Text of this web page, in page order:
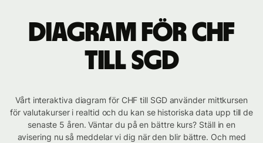
Diagram för CHF
till SGD
Vårt interaktiva diagram för CHF till SGD använder mittkursen
för valutakurser i realtid och du kan se historiska data upp till de
senaste 5 åren. Väntar du på en bättre kurs? Ställ in en
avisering nu så meddelar vi dig när den blir bättre. Och med